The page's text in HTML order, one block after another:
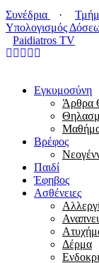
Συνέδρια
·
Υπολογισμός
Paidiatros TV
Εγκυμοσύνη
Άρθρα
Βρέφος
Παιδί
Έφηβος
Ασθένειες
Δέρμα